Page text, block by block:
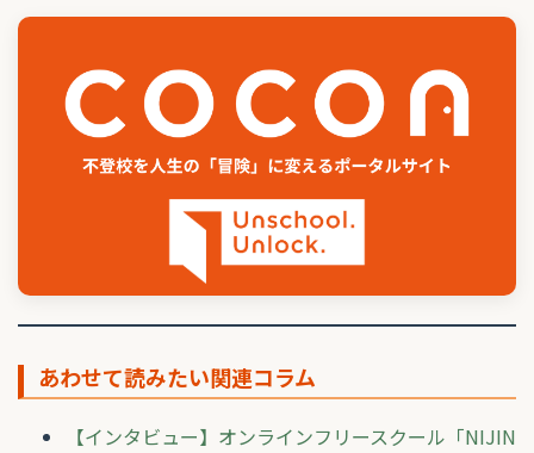
あわせて読みたい関連コラム
【インタビュー】オンラインフリースクール「NIJIN